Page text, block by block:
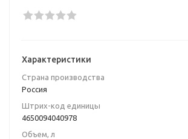
Характеристики
Страна производства
Россия
Штрих-код единицы
4650094040978
Объем, л